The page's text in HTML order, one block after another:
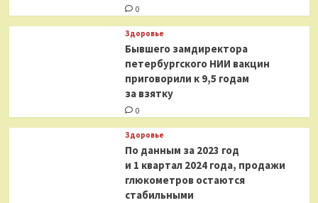
0
Здоровье
Бывшего замдиректора
петербургского НИИ вакцин
приговорили к 9,5 годам
за взятку
0
Здоровье
По данным за 2023 год
и 1 квартал 2024 года, продажи
глюкометров остаются
стабильными